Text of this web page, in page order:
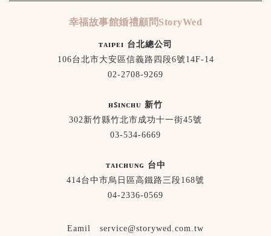
幸福故事館婚禮顧問StoryWed
ᴛᴀɪᴘᴇɪ 台北總公司
106台北市大安區信義路四段6號14F-14
02-2708-9269
ʜꜱɪɴᴄʜᴜ 新竹
302新竹縣竹北市成功十一街45號
03-534-6669
ᴛᴀɪᴄʜᴜɴɢ 台中
414台中市烏日區高鐵路三段168號
04-2336-0569
Eamil service@storywed.com.tw